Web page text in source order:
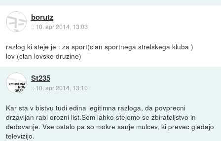
borutz
:: 10. apr 2014, 13:03
razlog ki steje je : za sport(clan sportnega strelskega kluba )
lov (clan lovske druzine)
St235
:: 10. apr 2014, 13:10
Kar sta v bistvu tudi edina legitimna razloga, da povprecni
drzavljan rabi orozni list.Sem lahko stejemo se zbirateljstvo in
dedovanje. Vse ostalo pa so mokre sanje mulcev, ki prevec gledajo
televizijo.